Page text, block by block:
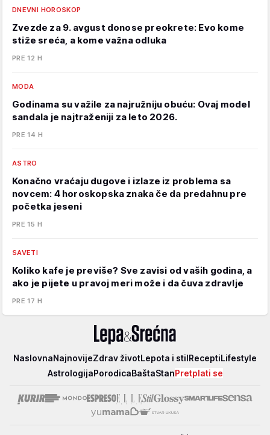
DNEVNI HOROSKOP
Zvezde za 9. avgust donose preokrete: Evo kome
stiže sreća, a kome važna odluka
PRE 12 H
MODA
Godinama su važile za najružniju obuću: Ovaj model
sandala je najtraženiji za leto 2026.
PRE 14 H
ASTRO
Konačno vraćaju dugove i izlaze iz problema sa
novcem: 4 horoskopska znaka če da predahnu pre
početka jeseni
PRE 15 H
SAVETI
Koliko kafe je previše? Sve zavisi od vaših godina, a
ako je pijete u pravoj meri može i da čuva zdravlje
PRE 17 H
Lepa
NaslovnaNajnovijeZdrav životLepota i stilReceptiLifestyle
AstrologijaPorodicaBaštaStanPretplati se